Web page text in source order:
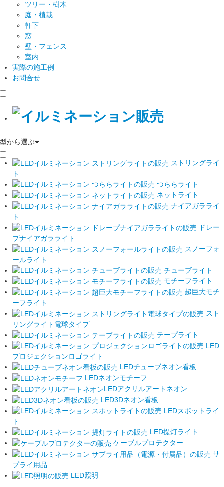
ツリー・樹木
庭・植栽
軒下
窓
壁・フェンス
室内
実際の施工例
お問合せ
型から選ぶ
ストリングライ
ト
つららライト
ネットライト
ナイアガラライ
ト
ドレー
プナイアガラライト
スノーフォ
ールライト
チューブライト
モチーフライト
超巨大モチ
ーフライト
スト
リングライト電球タイプ
テープライト
LED
プロジェクションロゴライト
LEDチューブネオン看板
LEDネオンモチーフ
LEDアクリルアートネオン
LED3Dネオン看板
LEDスポットライ
ト
LED提灯ライト
ケーブルプロテクター
サ
プライ用品
LED照明